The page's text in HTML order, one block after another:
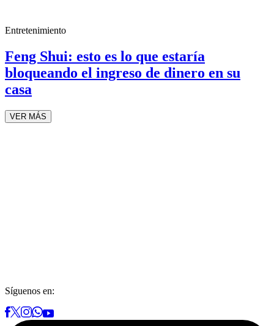
Entretenimiento
Feng Shui: esto es lo que estaría
bloqueando el ingreso de dinero en su
casa
VER MÁS
Síguenos en: